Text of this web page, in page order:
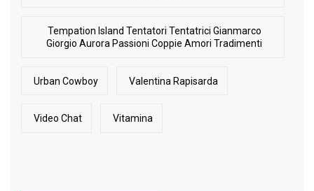
Tempation Island Tentatori Tentatrici Gianmarco
Giorgio Aurora Passioni Coppie Amori Tradimenti
Urban Cowboy Valentina Rapisarda
Video Chat Vitamina